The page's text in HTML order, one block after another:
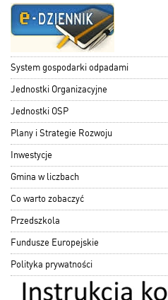
System gospodarki odpadami
Jednostki Organizacyjne
Jednostki OSP
Plany i Strategie Rozwoju
Inwestycje
Gmina w liczbach
Co warto zobaczyć
Przedszkola
Fundusze Europejskie
Polityka prywatności